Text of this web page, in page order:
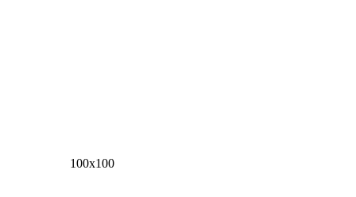
100х100